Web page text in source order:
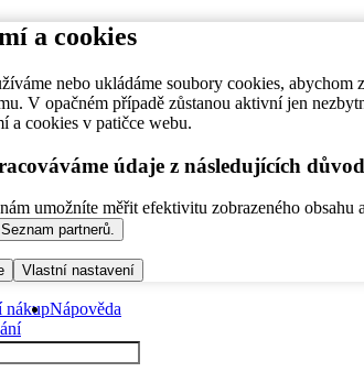
a cookies
nebo ukládáme soubory cookies,
V opačném případě zůstanou aktivní jen
a cookies v patičce webu.
údaje z následujících
umožníte měřit efektivitu zobrazeného
Seznam partnerů.
Vlastní nastavení
nákupNápověda